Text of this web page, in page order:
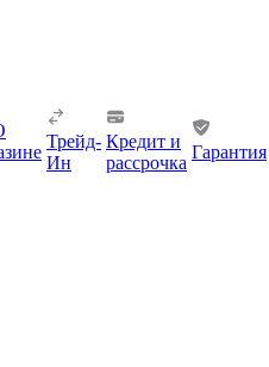
Трейд-
Ин
Кредит и
рассрочка
Гарантия